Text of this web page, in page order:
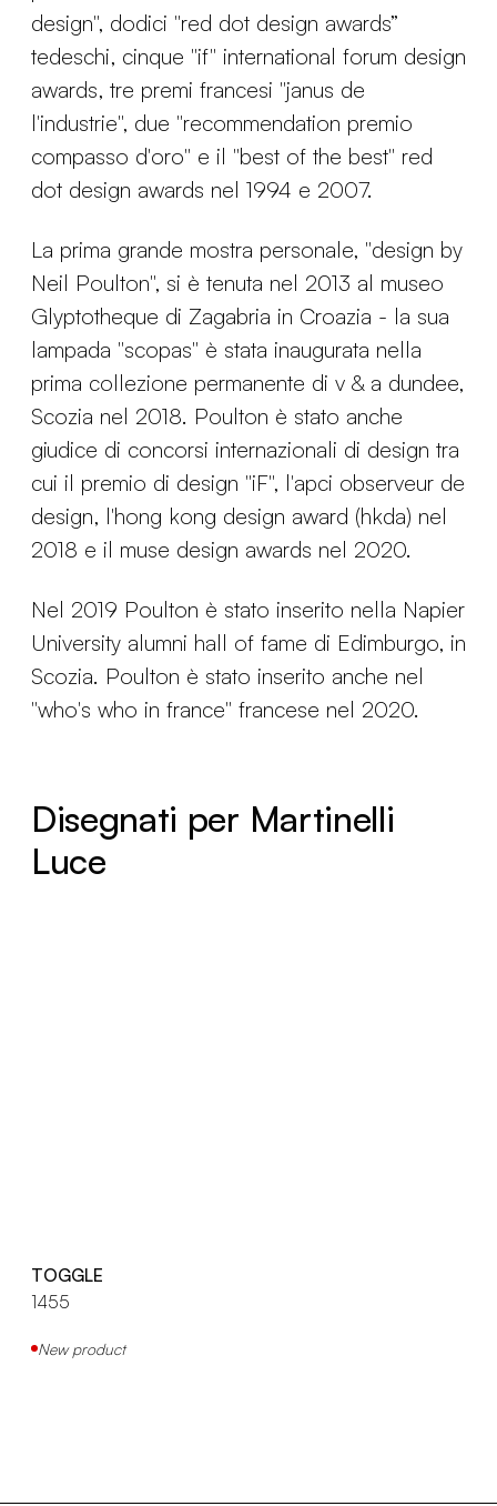
design", dodici "red dot design awards”
tedeschi, cinque "if" international forum design
awards, tre premi francesi "janus de
l'industrie", due "recommendation premio
compasso d'oro" e il "best of the best" red
dot design awards nel 1994 e 2007.
La prima grande mostra personale, "design by
Neil Poulton", si è tenuta nel 2013 al museo
Glyptotheque di Zagabria in Croazia - la sua
lampada "scopas" è stata inaugurata nella
prima collezione permanente di v & a dundee,
Scozia nel 2018. Poulton è stato anche
giudice di concorsi internazionali di design tra
cui il premio di design "iF", l'apci observeur de
design, l'hong kong design award (hkda) nel
2018 e il muse design awards nel 2020.
Nel 2019 Poulton è stato inserito nella Napier
University alumni hall of fame di Edimburgo, in
Scozia. Poulton è stato inserito anche nel
"who's who in france" francese nel 2020.
Disegnati per Martinelli
Luce
TOGGLE
1455
New product